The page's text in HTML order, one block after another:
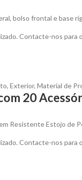
bolso frontal e base
Contacte-nos
, Exterior, Material de
20
Resistente Estojo de
Contacte-nos